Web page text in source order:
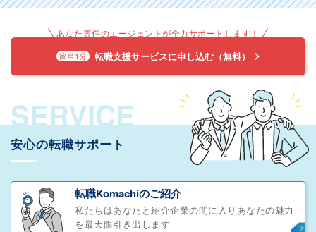
あなた専任のエージェントが全力サポートします！
簡単1分 転職支援サービスに申し込む（無料）
SERVICE
安心の転職サポート
転職Komachiのご紹介
私たちはあなたと紹介企業の間に入りあなたの魅力
を最大限引き出します